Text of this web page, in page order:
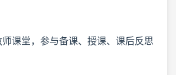
师课堂，参与备课、授课、课后反思